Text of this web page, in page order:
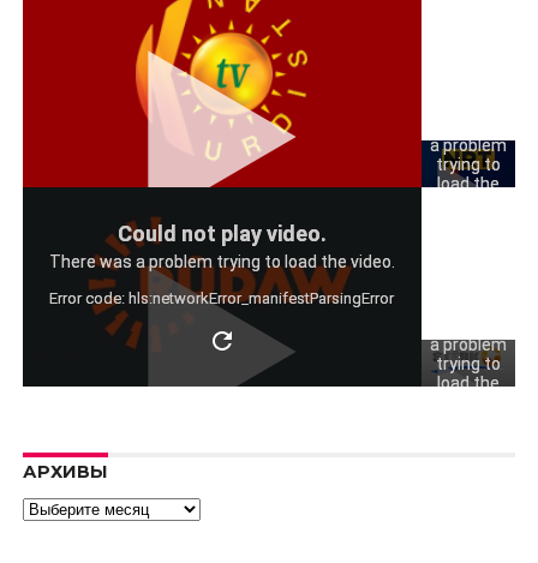
a problem
trying to
load the
Could not play video.
There was a problem trying to load the video.
Error code: hls:networkError_manifestParsingError
a problem
trying to
load the
АРХИВЫ
Архивы